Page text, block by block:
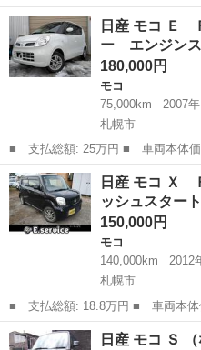
す。お買い得車両が入荷致しまし
します。 ●日産 モコ ●平成20年 ●オートマ ●4WD ●車検 令和9年３月
●...
北海道 札幌市 大谷地駅
日産 モコ Ｅ
ー エンジン
180,000円
モコ
75,000km
2007年
札幌市
■ 支払総額: 25万円 ■ 車両本体価格： 180,000 円 ■ メーカー
名： 日産 ■ 車種名： モコ ■
ＷＤ スマートキー エンジンス
量： 660c...
北海道 札幌市 モコ
日産 モコ Ｘ
ッシュスタ
150,000円
モコ
140,000km
2012
札幌市
■ 支払総額: 18.8万円 ■ 車両本体価格： 150,000 円 ■ メーカー
名： 日産 ■ 車種名： モコ ■
検２年 ＣＤ プッシュスタート
北海道 札幌市 モコ
日産 モコ Ｓ （